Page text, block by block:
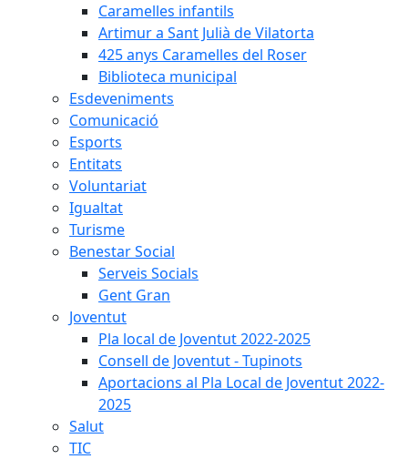
Caramelles infantils
Artimur a Sant Julià de Vilatorta
425 anys Caramelles del Roser
Biblioteca municipal
Esdeveniments
Comunicació
Esports
Entitats
Voluntariat
Igualtat
Turisme
Benestar Social
Serveis Socials
Gent Gran
Joventut
Pla local de Joventut 2022-2025
Consell de Joventut - Tupinots
Aportacions al Pla Local de Joventut 2022-
2025
Salut
TIC